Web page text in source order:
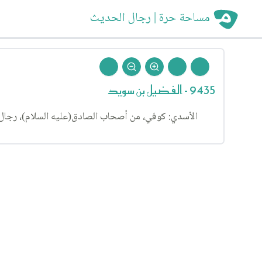
مساحة حرة | رجال الحديث
9435 - الفضيل بن سويد
الأسدي: كوفي، من أصحاب الصادق(عليه السلام)، رجال